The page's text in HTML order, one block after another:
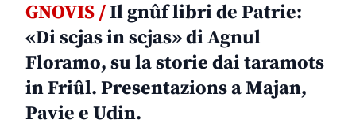
GNOVIS /Il gnûf libri de Patrie:
«Di scjas in scjas» di Agnul
Floramo, su la storie dai taramots
in Friûl. Presentazions a Majan,
Pavie e Udin.